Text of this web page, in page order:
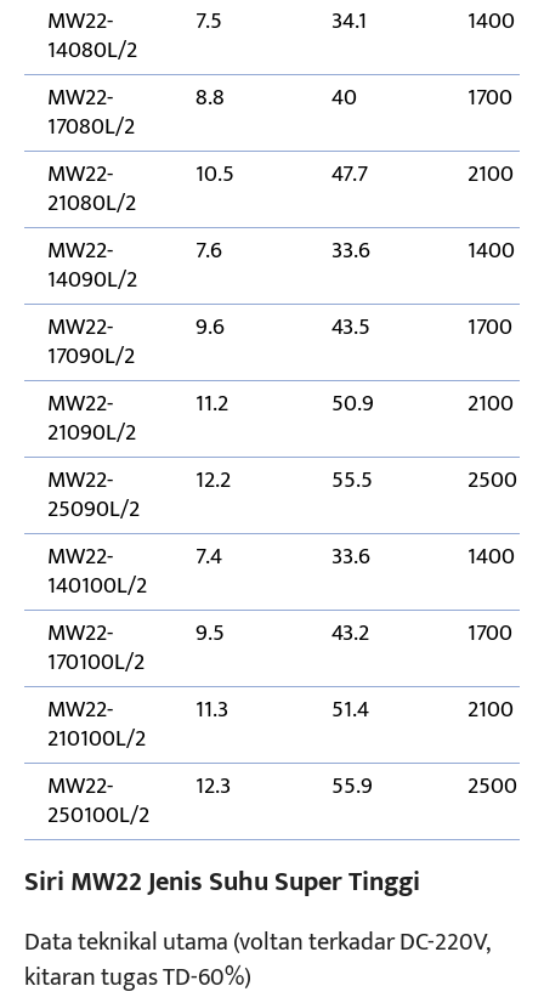
MW22-
14080L/2
7.5 34.1 1400
MW22-
17080L/2
8.8 40 1700
MW22-
21080L/2
10.5 47.7 2100
MW22-
14090L/2
7.6 33.6 1400
MW22-
17090L/2
9.6 43.5 1700
MW22-
21090L/2
11.2 50.9 2100
MW22-
25090L/2
12.2 55.5 2500
MW22-
140100L/2
7.4 33.6 1400
MW22-
170100L/2
9.5 43.2 1700
MW22-
210100L/2
11.3 51.4 2100
MW22-
250100L/2
12.3 55.9 2500
Siri MW22 Jenis Suhu Super Tinggi
Data teknikal utama (voltan terkadar DC-220V,
kitaran tugas TD-60%)